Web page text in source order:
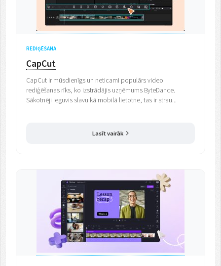
REDIĢĒŠANA
CapCut
CapCut ir mūsdienīgs un neticami populārs video
rediģēšanas rīks, ko izstrādājis uzņēmums ByteDance.
Sākotnēji ieguvis slavu kā mobilā lietotne, tas ir strau...
Lasīt vairāk